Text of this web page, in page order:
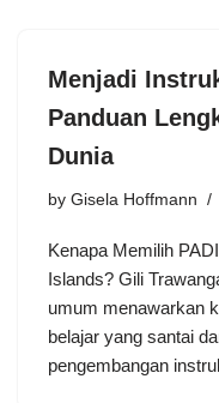
Menjadi
Panduan
Dunia
by Gisela Hoffmann
Kenapa Memilih
Islands? Gili
umum menawarkan
belajar yang santai
pengembangan